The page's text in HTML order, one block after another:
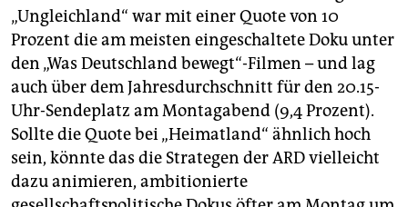
„Ungleichland“ war mit einer Quote von 10
Prozent die am meisten eingeschaltete Doku unter
den „Was Deutschland bewegt“-Filmen – und lag
auch über dem Jahresdurchschnitt für den 20.15-
Uhr-Sendeplatz am Montagabend (9,4 Prozent).
Sollte die Quote bei „Heimatland“ ähnlich hoch
sein, könnte das die Strategen der ARD vielleicht
dazu animieren, ambitionierte